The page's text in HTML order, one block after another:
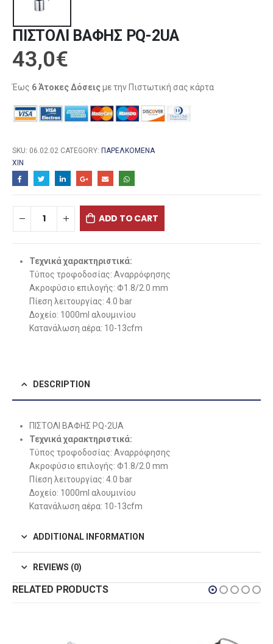
ΠΙΣΤΟΛΙ ΒΑΦΗΣ PQ-2UA
43,0€
Έως 6 Άτοκες Δόσειςμε την Πιστωτική σας κάρτα
SKU: 06.02.02 CATEGORY: ΠΑΡΕΛΚΌΜΕΝΑ
ΧΙΝ
ADD TO CART
Τεχνικά χαρακτηριστικά:
Τύπος τροφοδοσίας: Αναρρόφησης
Ακροφύσιο επιλογής: Φ1.8/2.0 mm
Πίεση λειτουργίας: 4.0 bar
Δοχείο: 1000ml αλουμινίου
Κατανάλωση αέρα: 10-13cfm
DESCRIPTION
ΠΙΣΤΟΛΙ ΒΑΦΗΣ PQ-2UA
Τεχνικά χαρακτηριστικά:
Τύπος τροφοδοσίας: Αναρρόφησης
Ακροφύσιο επιλογής: Φ1.8/2.0 mm
Πίεση λειτουργίας: 4.0 bar
Δοχείο: 1000ml αλουμινίου
Κατανάλωση αέρα: 10-13cfm
ADDITIONAL INFORMATION
REVIEWS (0)
RELATED PRODUCTS